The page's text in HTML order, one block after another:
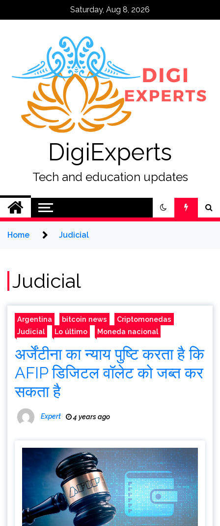
Saturday, Aug 8, 2026
DigiExperts
Tech and education updates
Home Judicial
Judicial
Argentina bitcoin news
Criptomonedas
Judicial
Lo último Moneda nacional
अर्जेंटीना का न्याय पुष्टि करता है कि
AFIP डिजिटल वॉलेट को जब्त कर
सकता है
Expert 4 years ago